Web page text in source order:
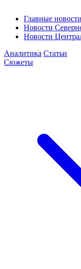
Главные новости
Новости
Новости
Аналитика Статьи
Сюжеты